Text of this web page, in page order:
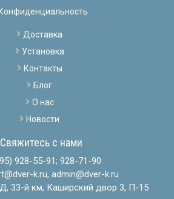
Конфиденциальность
Доставка
Установка
Контакты
Блог
О нас
Новости
Свяжитесь с нами
928-55-91; 928-71-90
k.ru, admin@dver-k.ru
33-й км, Каширский двор 3, П-15